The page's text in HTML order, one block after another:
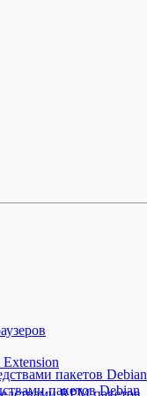
пакетов Debian
пакетов Debian